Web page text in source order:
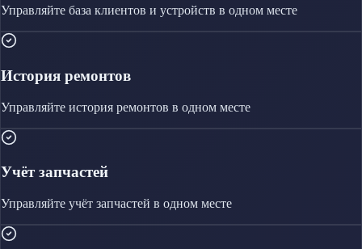
Управляйте база клиентов и устройств в одном месте
История ремонтов
Управляйте история ремонтов в одном месте
Учёт запчастей
Управляйте учёт запчастей в одном месте